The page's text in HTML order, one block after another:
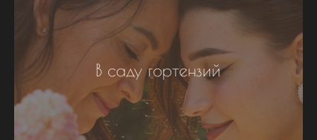
В саду гортензий